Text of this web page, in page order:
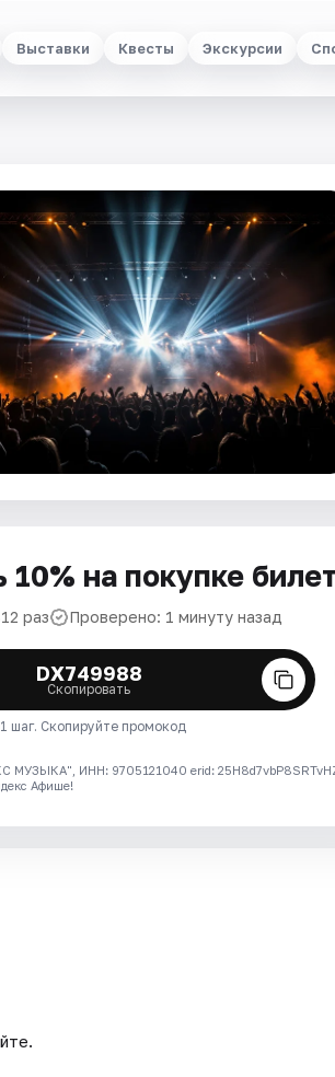
Выставки Квесты Экскурсии
10% на покупке
раз Проверено: 1 минуту назад
DX749988
Скопировать
1 шаг. Скопируйте промокод
МУЗЫКА", ИНН: 9705121040 erid:
Афише!